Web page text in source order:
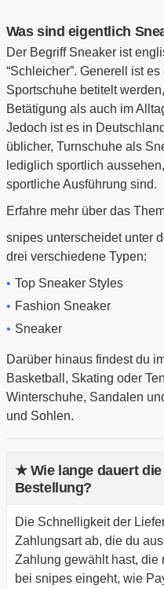
Was sind eigentlich
Der Begriff Sneaker ist
“Schleicher”. Generell ist
Sportschuhe betitelt
Betätigung als auch im
Jedoch ist es in
üblicher, Turnschuhe als
lediglich sportlich
sportliche Ausführung sind.
Erfahre mehr über das
snipes unterscheidet unter
drei verschiedene Typen:
Top Sneaker Styles
Fashion Sneaker
Sneaker
Darüber hinaus findest du
Basketball, Skating oder
Winterschuhe, Sandalen
und Sohlen.
★ Wie lange dauert
Bestellung?
Die Schnelligkeit der
Zahlungsart ab, die du
Zahlung gewählt hast, die
bei snipes eingeht, wie